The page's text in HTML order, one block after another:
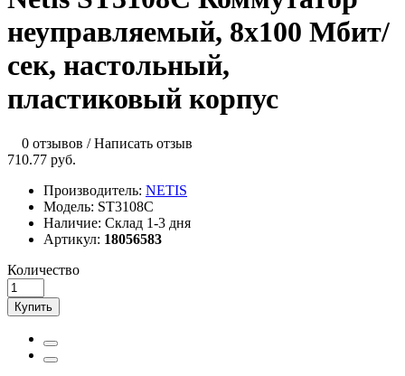
неуправляемый, 8х100 Мбит/
сек, настольный,
пластиковый корпус
0 отзывов /Написать отзыв
710.77 руб.
Производитель: NETIS
Модель: ST3108C
Наличие: Склад 1-3 дня
Артикул: 18056583
Количество
Купить